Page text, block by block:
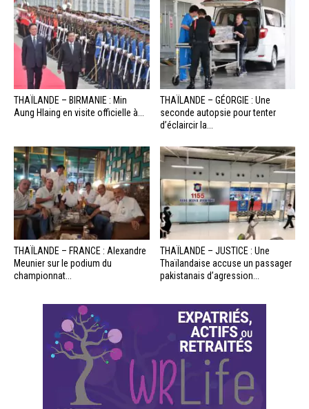
THAÏLANDE – BIRMANIE : Min
Aung Hlaing en visite officielle à...
THAÏLANDE – GÉORGIE : Une
seconde autopsie pour tenter
d’éclaircir la...
THAÏLANDE – FRANCE : Alexandre
Meunier sur le podium du
championnat...
THAÏLANDE – JUSTICE : Une
Thaïlandaise accuse un passager
pakistanais d’agression...